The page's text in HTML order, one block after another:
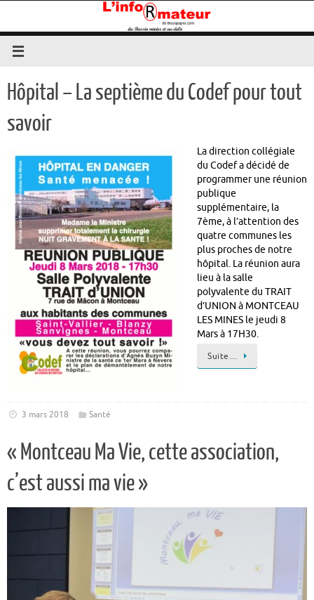
contenu
Hôpital – La septième du Codef pour tout
savoir
La direction collégiale
du Codef a décidé de
programmer une réunion
publique
supplémentaire, la
7ème, à l’attention des
quatre communes les
plus proches de notre
hôpital. La réunion aura
lieu à la salle
polyvalente du TRAIT
d’UNION à MONTCEAU
LES MINES le jeudi 8
Mars à 17H30.
Suite…
3 mars 2018 Santé
« Montceau Ma Vie, cette association,
c’est aussi ma vie »